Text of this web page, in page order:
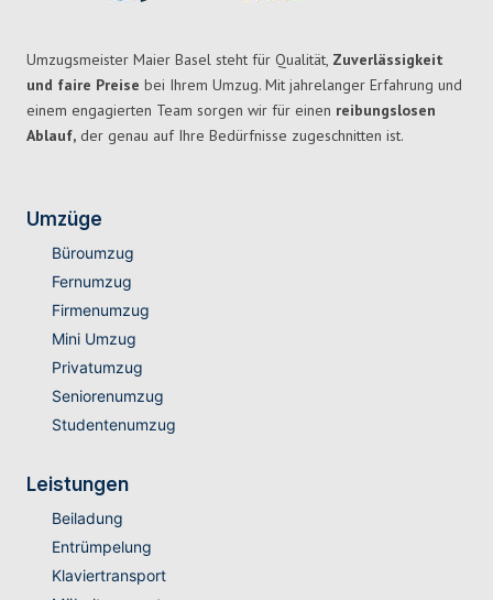
Umzugsmeister Maier Basel steht für Qualität, Zuverlässigkeit
und faire Preise bei Ihrem Umzug. Mit jahrelanger Erfahrung und
einem engagierten Team sorgen wir für einen reibungslosen
Ablauf, der genau auf Ihre Bedürfnisse zugeschnitten ist.
Umzüge
Büroumzug
Fernumzug
Firmenumzug
Mini Umzug
Privatumzug
Seniorenumzug
Studentenumzug
Leistungen
Beiladung
Entrümpelung
Klaviertransport